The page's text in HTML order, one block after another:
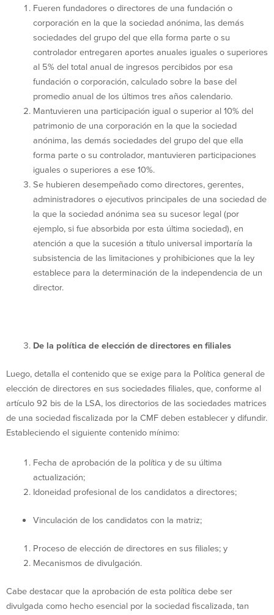
Fueren fundadores o directores de una fundación o
corporación en la que la sociedad anónima, las demás
sociedades del grupo del que ella forma parte o su
controlador entregaren aportes anuales iguales o superiores
al 5% del total anual de ingresos percibidos por esa
fundación o corporación, calculado sobre la base del
promedio anual de los últimos tres años calendario.
Mantuvieren una participación igual o superior al 10% del
patrimonio de una corporación en la que la sociedad
anónima, las demás sociedades del grupo del que ella
forma parte o su controlador, mantuvieren participaciones
iguales o superiores a ese 10%.
Se hubieren desempeñado como directores, gerentes,
administradores o ejecutivos principales de una sociedad de
la que la sociedad anónima sea su sucesor legal (por
ejemplo, si fue absorbida por esta última sociedad), en
atención a que la sucesión a título universal importaría la
subsistencia de las limitaciones y prohibiciones que la ley
establece para la determinación de la independencia de un
director.
De la política de elección de directores en filiales
Luego, detalla el contenido que se exige para la Política general de
elección de directores en sus sociedades filiales, que, conforme al
artículo 92 bis de la LSA, los directorios de las sociedades matrices
de una sociedad fiscalizada por la CMF deben establecer y difundir.
Estableciendo el siguiente contenido mínimo:
Fecha de aprobación de la política y de su última
actualización;
Idoneidad profesional de los candidatos a directores;
Vinculación de los candidatos con la matriz;
Proceso de elección de directores en sus filiales; y
Mecanismos de divulgación.
Cabe destacar que la aprobación de esta política debe ser
divulgada como hecho esencial por la sociedad fiscalizada, tan